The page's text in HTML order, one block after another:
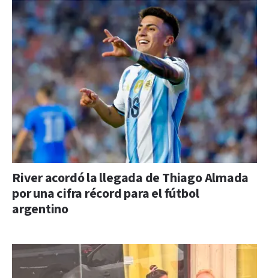
River acordó la llegada de Thiago Almada
por una cifra récord para el fútbol
argentino